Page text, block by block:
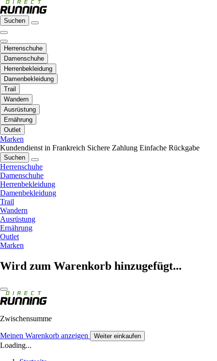
Suchen
Herrenschuhe
Damenschuhe
Herrenbekleidung
Damenbekleidung
Trail
Wandern
Ausrüstung
Ernährung
Outlet
Marken
Kundendienst in Frankreich Sichere Zahlung Einfache Rückgabe
Suchen
Herrenschuhe
Damenschuhe
Herrenbekleidung
Damenbekleidung
Trail
Wandern
Ausrüstung
Ernährung
Outlet
Marken
Wird zum Warenkorb hinzugefügt...
Zwischensumme
Meinen Warenkorb anzeigen Weiter einkaufen
Loading...